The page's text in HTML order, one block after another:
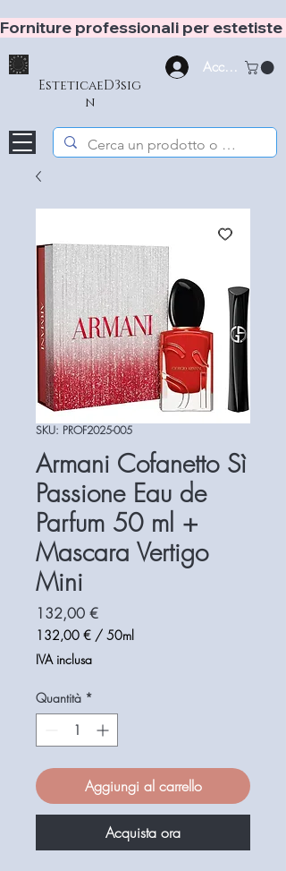
Forniture professionali per
EsteticaeD3sig
n
Accedi
SKU: PROF2025-005
Armani Cofanetto Sì
Passione Eau de
Parfum 50 ml +
Mascara Vertigo
Mini
132,00 €Prezzo
132,00 € / 50ml
132,00 €
ogni
Millilitri
IVA inclusa
Quantità *
Aggiungi al carrello
Acquista ora